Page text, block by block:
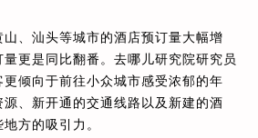
、汕头等城市的酒店预订量大幅增
更是同比翻番。去哪儿研究院研究员
倾向于前往小众城市感受浓郁的年
、新开通的交通线路以及新建的酒
方的吸引力。